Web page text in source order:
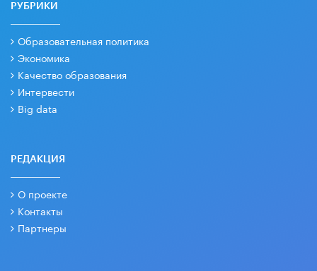
РУБРИКИ
Образовательная политика
Экономика
Качество образования
Интервести
Big data
РЕДАКЦИЯ
О проекте
Контакты
Партнеры